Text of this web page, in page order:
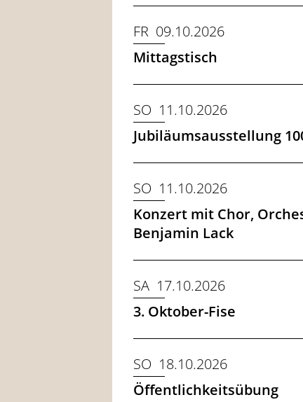
FR 09.10.2026
Mittagstisch
SO 11.10.2026
Jubiläumsausstellung
SO 11.10.2026
Konzert mit Chor,
Benjamin Lack
SA 17.10.2026
3. Oktober-Fise
SO 18.10.2026
Öffentlichkeitsübung